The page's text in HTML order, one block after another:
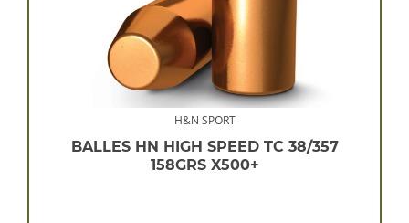
H&N SPORT
BALLES HN HIGH SPEED TC 38/357
158GRS X500+